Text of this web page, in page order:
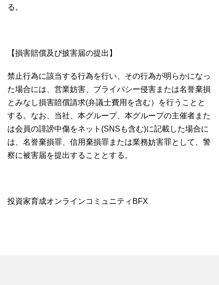
る。
【損害賠償及び披害届の提出】
禁止行為に該当する行為を行い、その行為が明らかになっ
た場合には、営業妨害、ブライバシー侵害または名誉棄損
とみなし損害賠償請求(弁議士費用を含む）を行うことと
する。なお、当社、本グループ、本グループの主催者また
は会員の誹謗中傷をネット(SNSも含む)に記載した場合に
は、名誉棄損罪、信用棄損罪または業務妨害罪として、警
察に被害届を提出することとする。
投資家育成オンラインコミュニティBFX